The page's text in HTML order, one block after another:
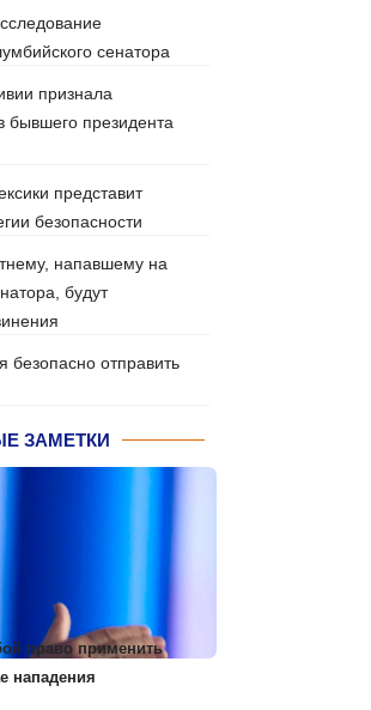
сенатора
признала
бывшего президента
представит
безопасности
напавшему на
будут
безопасно отправить
ЗАМЕТКИ
право применить
нападения